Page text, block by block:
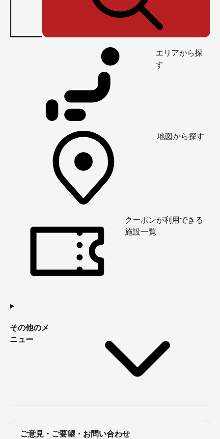
エリアから探
す
地図から探す
クーポンが利用できる
施設一覧
その他のメ
ニュー
ご意見・ご要望・お問い合わせ